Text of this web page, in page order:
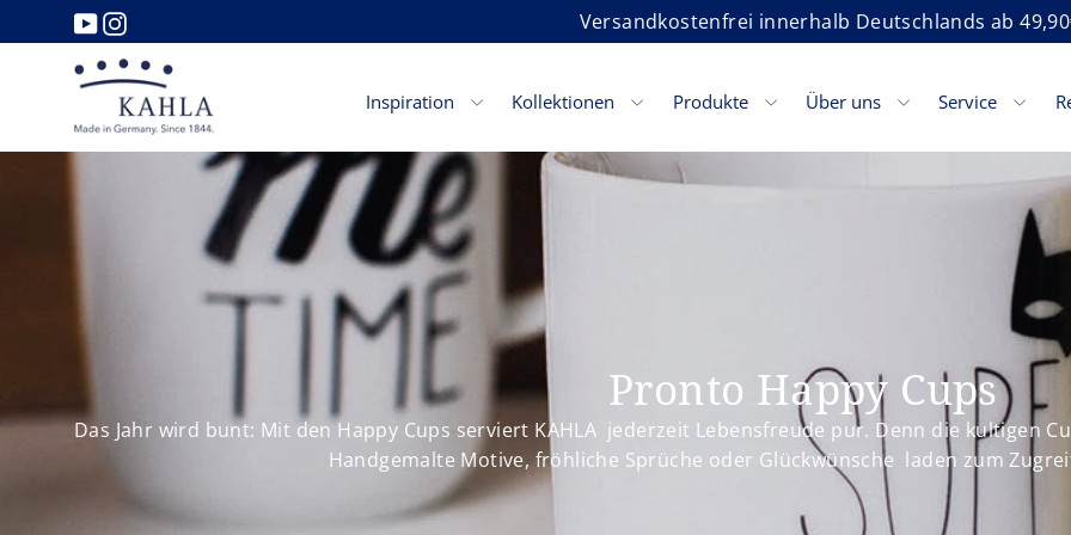
zum
YouTube Versandkostenfrei innerhalb Deutschlands ab
Inspiration Kollektionen Produkte Über uns Service
Pronto Happy Cups
Das Jahr wird bunt: Mit den Happy Cups serviert KAHLA jederzeit Lebensfreude pur. Denn die kultigen
Handgemalte Motive, fröhliche Sprüche oder Glückwünsche laden zum